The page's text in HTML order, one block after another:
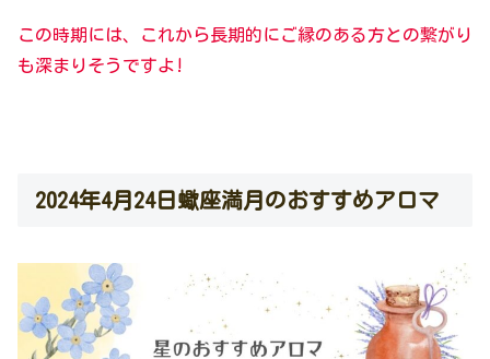
この時期には、これから長期的にご縁のある方との繋がり
も深まりそうですよ!
2024年4月24日蠍座満月のおすすめアロマ